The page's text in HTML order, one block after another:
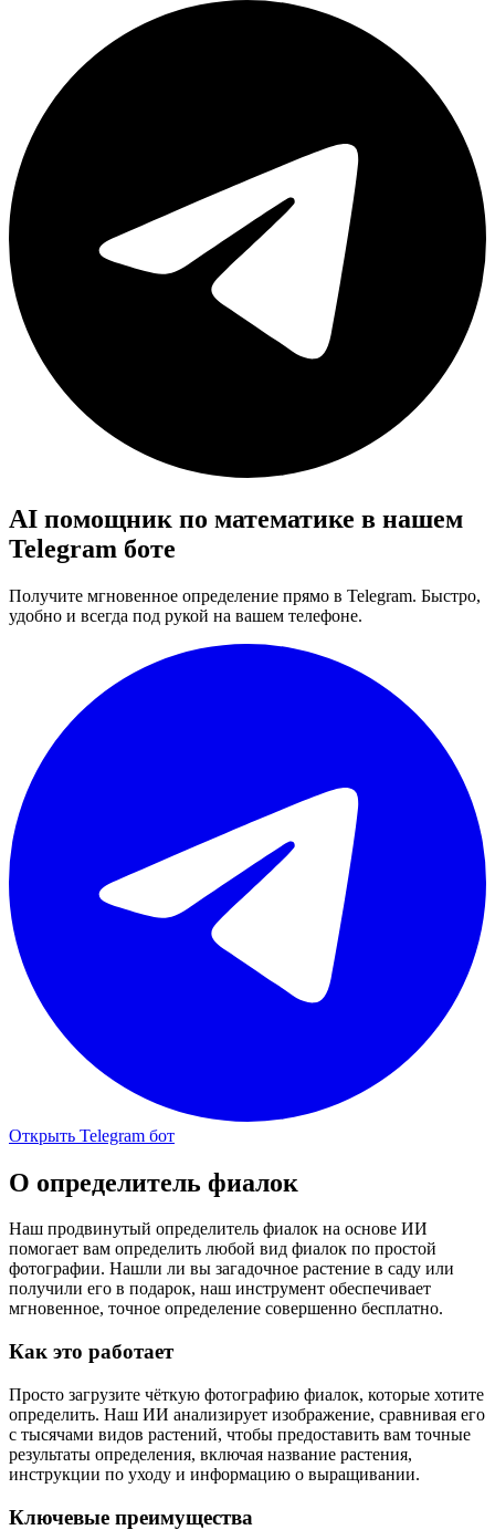
AI помощник по математике в нашем
Telegram боте
Получите мгновенное определение прямо в Telegram. Быстро,
удобно и всегда под рукой на вашем телефоне.
Открыть Telegram бот
О определитель фиалок
Наш продвинутый определитель фиалок на основе ИИ
помогает вам определить любой вид фиалок по простой
фотографии. Нашли ли вы загадочное растение в саду или
получили его в подарок, наш инструмент обеспечивает
мгновенное, точное определение совершенно бесплатно.
Как это работает
Просто загрузите чёткую фотографию фиалок, которые хотите
определить. Наш ИИ анализирует изображение, сравнивая его
с тысячами видов растений, чтобы предоставить вам точные
результаты определения, включая название растения,
инструкции по уходу и информацию о выращивании.
Ключевые преимущества